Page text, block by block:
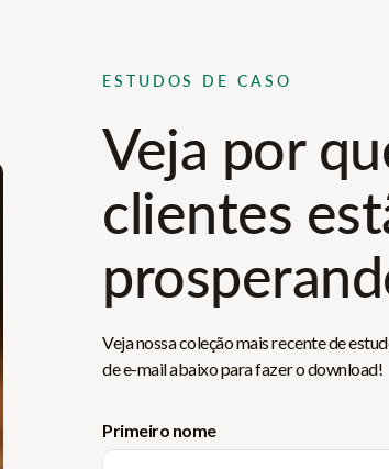
ESTUDOS DE CASO
Veja por
clientes
Veja nossa coleção mais recente de
de e-mail abaixo para fazer o download!
Primeiro nome